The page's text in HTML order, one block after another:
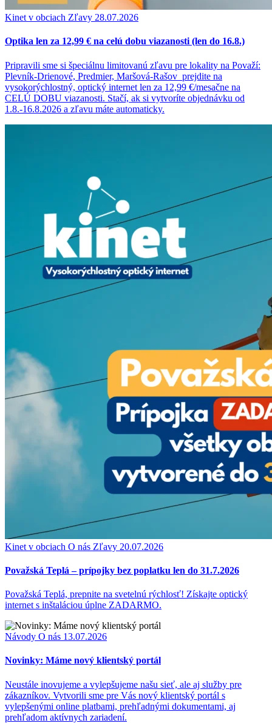
Kinet v obciach Zľavy 28.07.2026
Optika len za 12,99 € na celú dobu viazanosti (len do 16.8.)
Pripravili sme si špeciálnu limitovanú zľavu pre lokality na Považí:
Plevník-Drienové, Predmier, Maršová-Rašov prejdite na
vysokorýchlostný, optický internet len za 12,99 €/mesačne na
CELÚ DOBU viazanosti. Stačí, ak si vytvoríte objednávku od
1.8.-16.8.2026 a zľavu máte automaticky.
Kinet v obciach O nás Zľavy 20.07.2026
Považská Teplá – prípojky bez poplatku len do 31.7.2026
Považská Teplá, prepnite na svetelnú rýchlosť! Získajte optický
internet s inštaláciou úplne ZADARMO.
Návody O nás 13.07.2026
Novinky: Máme nový klientský portál
Neustále inovujeme a vylepšujeme našu sieť, ale aj služby pre
zákazníkov. Vytvorili sme pre Vás nový klientský portál s
vylepšenými online platbami, prehľadnými dokumentami, aj
prehľadom aktívnych zariadení.